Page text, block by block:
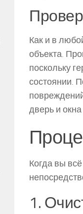
Как и в
объекта.
поскольку
состоянии.
дверь и
Когда вы
1.